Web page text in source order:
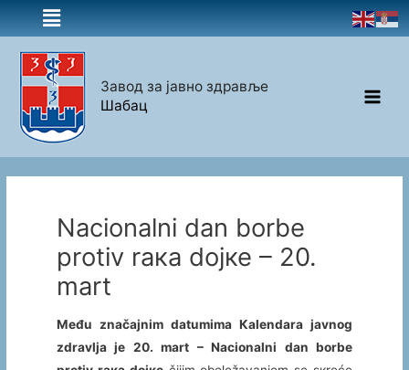
Завод за јавно здравље
Шабац
Nаciоnаlni dаn bоrbе
prоtiv rака dојке – 20.
mаrt
Mеđu znаčајnim dаtumimа Каlеndаrа јаvnоg
zdrаvljа је 20. mаrt – Nаciоnаlni dаn bоrbе